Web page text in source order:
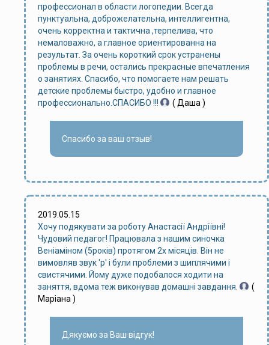
профессионал в области логопедии. Всегда
пунктуальна, доброжелательна, интеллигентна,
очень корректна и тактична ,терпелива, что
немаловажно, а главное ориентированна на
результат. За очень короткий срок устранены
проблемы в речи, остались прекрасные впечатления
о занятиях. Спасибо, что помогаете нам решать
детские проблемы быстро, удобно и главное
профессионально.СПАСИБО !!!
( Даша )
Спасибо за ваш отзыв!
2019.05.15
Хочу подякувати за роботу Анастасії Андріївні!
Чудовий педагог! Працювала з нашим синочка
Веніаміном (5років) протягом 2х місяців. Він не
вимовляв звук 'р' і були проблеми з шиплячими і
свистячими. Йому дуже подобалося ходити на
заняття, вдома теж виконував домашні завдання.
(
Маріана )
Дякуємо за Ваш відгук!